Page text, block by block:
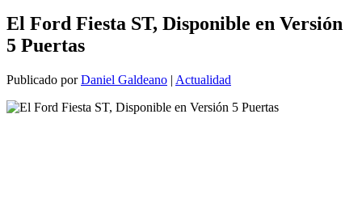
El Ford Fiesta ST, Disponible en Versión
5 Puertas
Publicado porDaniel Galdeano | Actualidad